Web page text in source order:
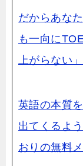
だからあな
も一向に
上がらない
英語の本質
出てくるよ
おりの無料